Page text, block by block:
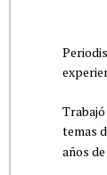
temas
años